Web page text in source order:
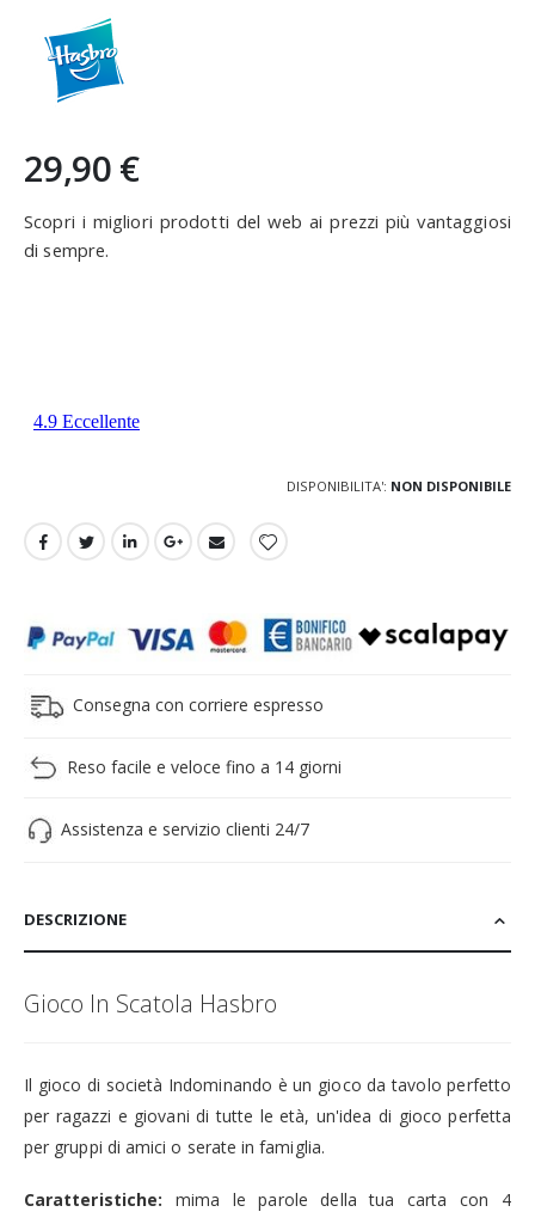
29,90 €
Scopri i migliori prodotti del web ai prezzi più vantaggiosi
di sempre.
DISPONIBILITA': NON DISPONIBILE
Consegna con corriere espresso
Reso facile e veloce fino a 14 giorni
Assistenza e servizio clienti 24/7
DESCRIZIONE
Gioco In Scatola Hasbro
Il gioco di società Indominando è un gioco da tavolo perfetto
per ragazzi e giovani di tutte le età, un'idea di gioco perfetta
per gruppi di amici o serate in famiglia.
Caratteristiche: mima le parole della tua carta con 4